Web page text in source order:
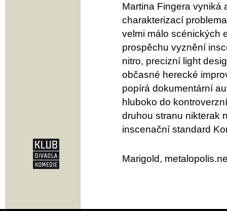
Martina Fingera vyniká
charakterizací
velmi málo scénických
prospěchu vyznění
nitro, precizní light
občasné herecké
popírá dokumentární
hluboko do
druhou stranu nikterak
inscenační standard
Marigold,